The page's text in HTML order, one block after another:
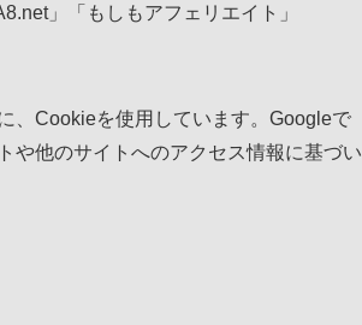
」「もしもアフェリエイト」
、Cookieを使用しています。Googleで
や他のサイトへのアクセス情報に基づい